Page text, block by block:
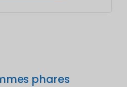
phares